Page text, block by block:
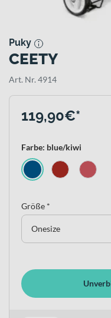
Puky
CEETY
Art. Nr. 4914
119,90€*
Farbe: blue/kiwi
Größe *
Onesize